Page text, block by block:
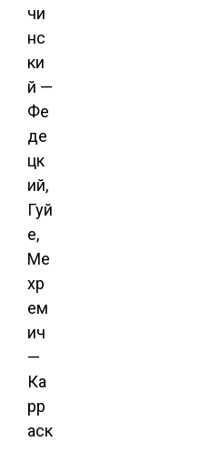
чи
нс
ки
й —
Фе
де
цк
ий,
Гуй
е,
Ме
хр
ем
ич
—
Ка
рр
аск